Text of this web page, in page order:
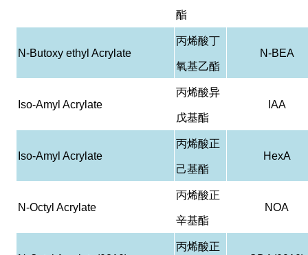
酯
N-Butoxy ethyl Acrylate
丙烯酸丁
氧基乙酯
N-BEA
Iso-Amyl Acrylate
丙烯酸异
戊基酯
IAA
Iso-Amyl Acrylate
丙烯酸正
己基酯
HexA
N-Octyl Acrylate
丙烯酸正
辛基酯
NOA
丙烯酸正